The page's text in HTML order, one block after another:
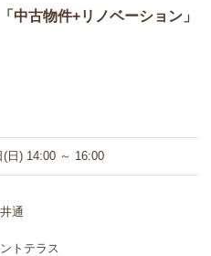
中古物件+リノベーション」
(日) 14:00 ～ 16:00
通
トテラス